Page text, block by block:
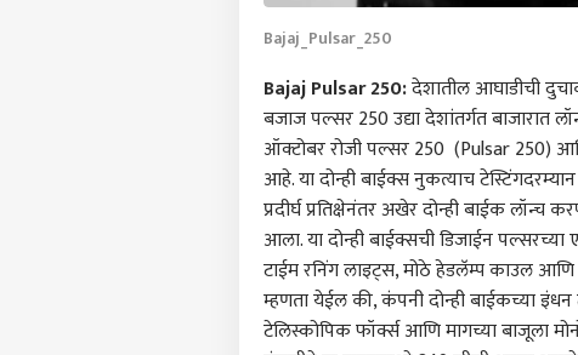
Bajaj_Pulsar_250
Bajaj Pulsar 250:देशातील आघाडीची
बजाज पल्सर 250 उद्या देशांतर्गत बाजारात
ऑक्टोबर रोजी पल्सर 250 (Pulsar 250)
आहे. या दोन्ही बाईक्स नुकत्याच
प्रदीर्घ प्रतिक्षेनंतर अखेर दोन्ही बाईक लॉन्च
आला. या दोन्ही बाईक्सची डिजाईन
टाईम रनिंग लाइट्स, मोठे हेडलॅम्प काउल
म्हणता येईल की, कंपनी दोन्ही बाईकच्या
टेलिस्कोपिक फॉर्क्स आणि मागच्या बाजूला